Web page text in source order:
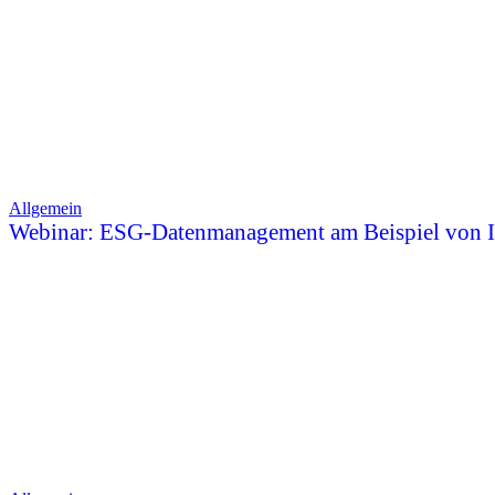
Allgemein
Webinar: ESG-Datenmanagement am Beispiel von